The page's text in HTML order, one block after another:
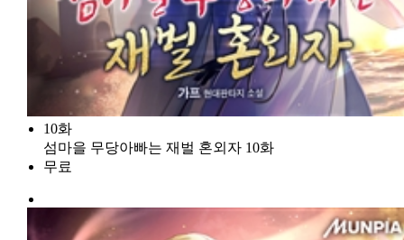
10화
섬마을 무당아빠는 재벌 혼외자 10화
무료